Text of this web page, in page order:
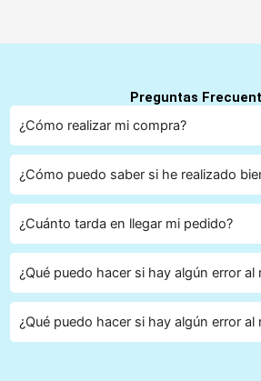
Preguntas
¿Cómo realizar mi compra?
¿Cómo puedo saber si he realizado
¿Cuánto tarda en llegar mi pedido?
¿Qué puedo hacer si hay algún error al
¿Qué puedo hacer si hay algún error al